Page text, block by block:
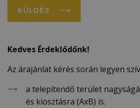
KÜLDÉS
Kedves Érdeklődőnk!
Az árajánlat kérés során legyen
a telepítendő terület
és kiosztásra (AxB) is.